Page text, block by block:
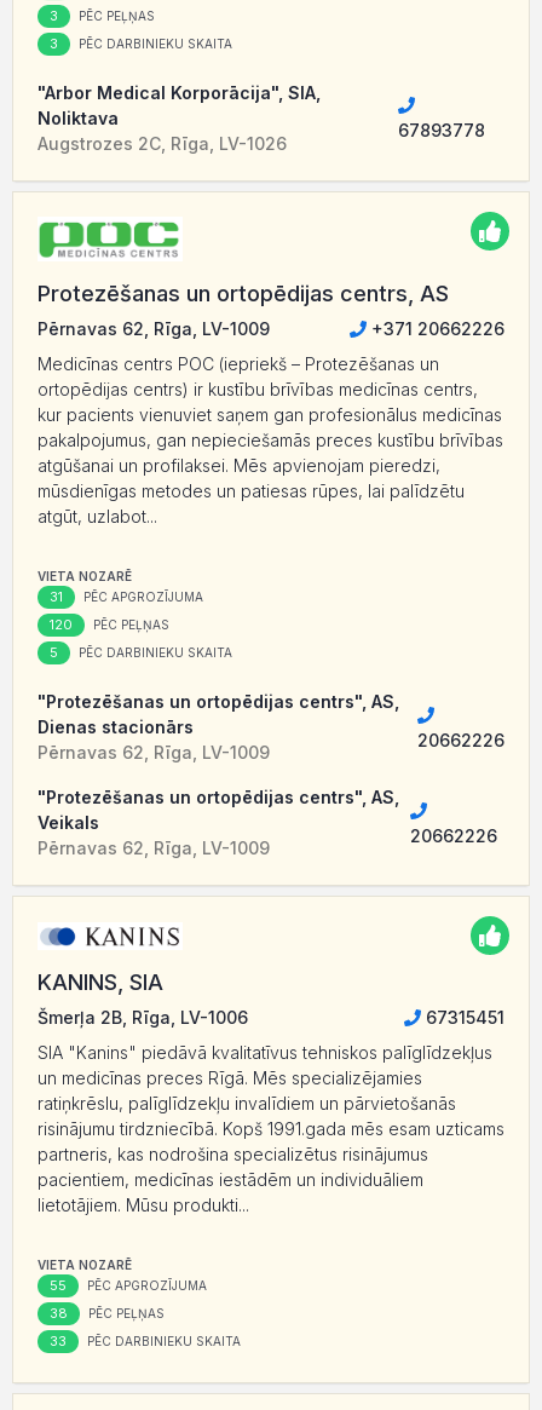
3 PĒC PEĻŅAS
3 PĒC DARBINIEKU SKAITA
"Arbor Medical Korporācija", SIA,
Noliktava
Augstrozes 2C, Rīga, LV-1026
67893778
Protezēšanas un ortopēdijas centrs, AS
Pērnavas 62, Rīga, LV-1009
+371 20662226
Medicīnas centrs POC (iepriekš – Protezēšanas un
ortopēdijas centrs) ir kustību brīvības medicīnas centrs,
kur pacients vienuviet saņem gan profesionālus medicīnas
pakalpojumus, gan nepieciešamās preces kustību brīvības
atgūšanai un profilaksei. Mēs apvienojam pieredzi,
mūsdienīgas metodes un patiesas rūpes, lai palīdzētu
atgūt, uzlabot...
VIETA NOZARĒ
31 PĒC APGROZĪJUMA
120 PĒC PEĻŅAS
5 PĒC DARBINIEKU SKAITA
"Protezēšanas un ortopēdijas centrs", AS,
Dienas stacionārs
Pērnavas 62, Rīga, LV-1009
20662226
"Protezēšanas un ortopēdijas centrs", AS,
Veikals
Pērnavas 62, Rīga, LV-1009
20662226
KANINS, SIA
Šmerļa 2B, Rīga, LV-1006
67315451
SIA "Kanins" piedāvā kvalitatīvus tehniskos palīglīdzekļus
un medicīnas preces Rīgā. Mēs specializējamies
ratiņkrēslu, palīglīdzekļu invalīdiem un pārvietošanās
risinājumu tirdzniecībā. Kopš 1991.gada mēs esam uzticams
partneris, kas nodrošina specializētus risinājumus
pacientiem, medicīnas iestādēm un individuāliem
lietotājiem. Mūsu produkti...
VIETA NOZARĒ
55 PĒC APGROZĪJUMA
38 PĒC PEĻŅAS
33 PĒC DARBINIEKU SKAITA